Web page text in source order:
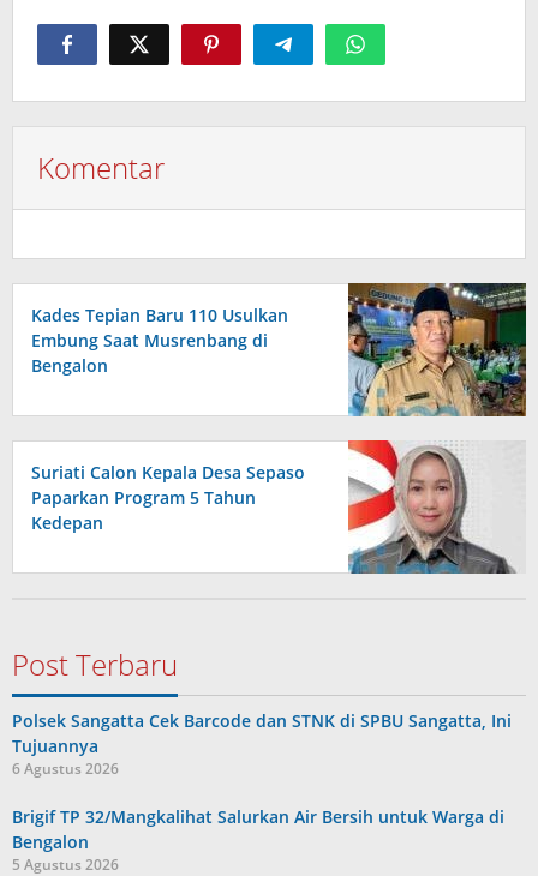
Komentar
Kades Tepian Baru 110 Usulkan
Embung Saat Musrenbang di
Bengalon
Suriati Calon Kepala Desa Sepaso
Paparkan Program 5 Tahun
Kedepan
Post Terbaru
Polsek Sangatta Cek Barcode dan STNK di SPBU Sangatta, Ini
Tujuannya
6 Agustus 2026
Brigif TP 32/Mangkalihat Salurkan Air Bersih untuk Warga di
Bengalon
5 Agustus 2026